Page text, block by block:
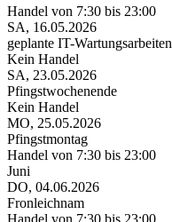
Handel von 7:30 bis 23:00
SA, 16.05.2026
geplante IT-Wartungsarbeiten
Kein Handel
SA, 23.05.2026
Pfingstwochenende
Kein Handel
MO, 25.05.2026
Pfingstmontag
Handel von 7:30 bis 23:00
Juni
DO, 04.06.2026
Fronleichnam
Handel von 7:30 bis 23:00